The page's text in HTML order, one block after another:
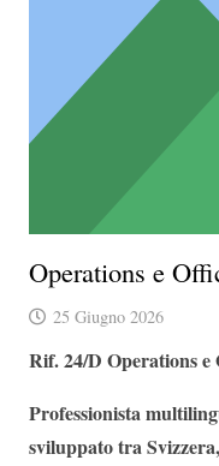
Operations e
25 Giugno 2026
Rif. 24/D Operations e
Professionista
sviluppato tra